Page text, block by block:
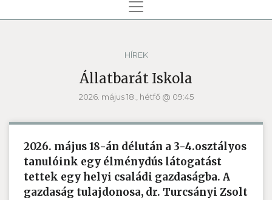
HÍREK
Állatbarát Iskola
2026. május 18., hétfő @ 09:45
2026. május 18-án délután a 3-4.osztályos
tanulóink egy élménydús látogatást
tettek egy helyi családi gazdaságba. A
gazdaság tulajdonosa, dr. Turcsányi Zsolt